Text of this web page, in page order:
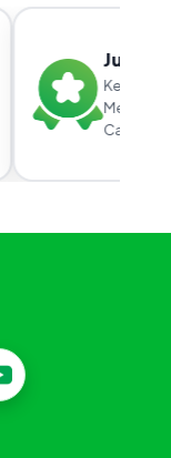
Juara
Kerja
Cabang.